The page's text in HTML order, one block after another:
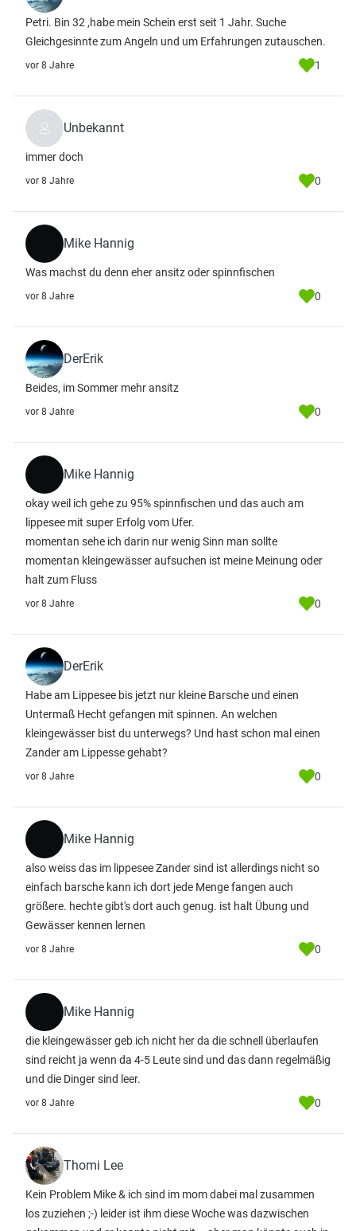
Petri. Bin 32 ,habe mein Schein erst seit 1 Jahr. Suche
Gleichgesinnte zum Angeln und um Erfahrungen zutauschen.
vor 8 Jahre 1
Unbekannt
immer doch
vor 8 Jahre 0
Mike Hannig
Was machst du denn eher ansitz oder spinnfischen
vor 8 Jahre 0
DerErik
Beides, im Sommer mehr ansitz
vor 8 Jahre 0
Mike Hannig
okay weil ich gehe zu 95% spinnfischen und das auch am
lippesee mit super Erfolg vom Ufer.
momentan sehe ich darin nur wenig Sinn man sollte
momentan kleingewässer aufsuchen ist meine Meinung oder
halt zum Fluss
vor 8 Jahre 0
DerErik
Habe am Lippesee bis jetzt nur kleine Barsche und einen
Untermaß Hecht gefangen mit spinnen. An welchen
kleingewässer bist du unterwegs? Und hast schon mal einen
Zander am Lippesse gehabt?
vor 8 Jahre 0
Mike Hannig
also weiss das im lippesee Zander sind ist allerdings nicht so
einfach barsche kann ich dort jede Menge fangen auch
größere. hechte gibt's dort auch genug. ist halt Übung und
Gewässer kennen lernen
vor 8 Jahre 0
Mike Hannig
die kleingewässer geb ich nicht her da die schnell überlaufen
sind reicht ja wenn da 4-5 Leute sind und das dann regelmäßig
und die Dinger sind leer.
vor 8 Jahre 0
Thomi Lee
Kein Problem Mike & ich sind im mom dabei mal zusammen
los zuziehen ;-) leider ist ihm diese Woche was dazwischen